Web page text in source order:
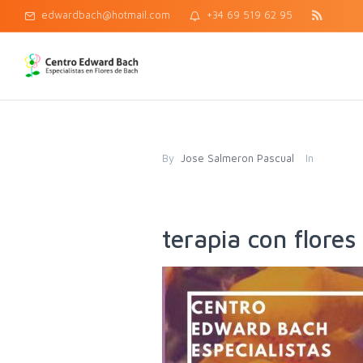
edwardbach@hotmail.com +34 69 519 62 95
By Jose Salmeron Pascual In
terapia con flores